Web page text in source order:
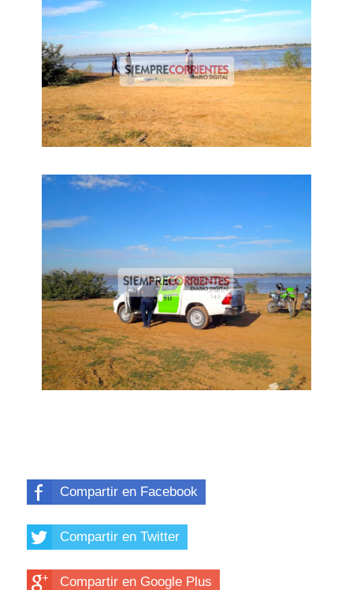
Compartir en Facebook
Compartir en Twitter
Compartir en Google Plus